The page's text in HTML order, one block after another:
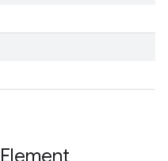
Element